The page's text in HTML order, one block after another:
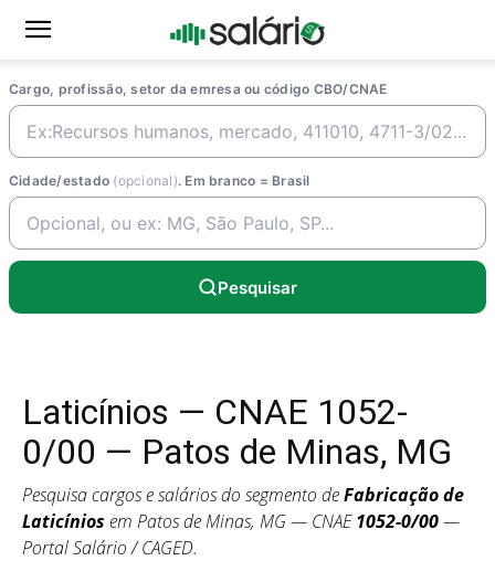
Cargo, profissão, setor da emresa ou código CBO/CNAE
Cidade/estado (opcional). Em branco = Brasil
Pesquisar
Laticínios — CNAE 1052-
0/00 — Patos de Minas, MG
Pesquisa cargos e salários do segmento deFabricação de
Laticínios em Patos de Minas, MG — CNAE1052-0/00—
Portal Salário / CAGED.